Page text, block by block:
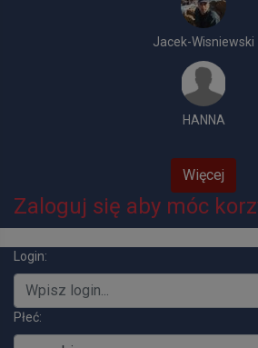
Jacek-Wisniewski
HANNA
Więcej
Zaloguj się aby móc
Login:
Płeć: